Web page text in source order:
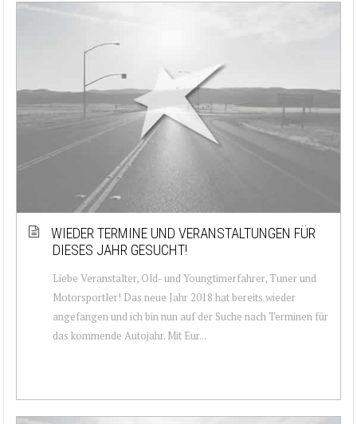
WIEDER TERMINE UND VERANSTALTUNGEN FÜR
DIESES JAHR GESUCHT!
Liebe Veranstalter, Old- und Youngtimerfahrer, Tuner und
Motorsportler! Das neue Jahr 2018 hat bereits wieder
angefangen und ich bin nun auf der Suche nach Terminen für
das kommende Autojahr. Mit Eur...